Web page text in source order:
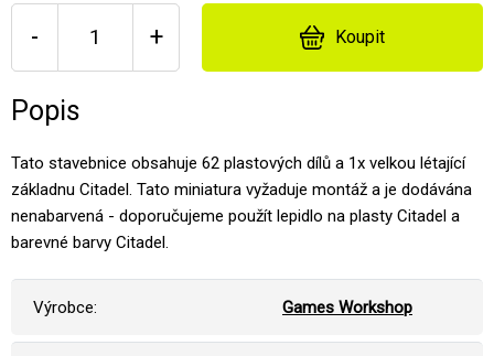
- + Koupit
Popis
Tato stavebnice obsahuje 62 plastových dílů a 1x velkou létající
základnu Citadel. Tato miniatura vyžaduje montáž a je dodávána
nenabarvená - doporučujeme použít lepidlo na plasty Citadel a
barevné barvy Citadel.
Výrobce: Games Workshop